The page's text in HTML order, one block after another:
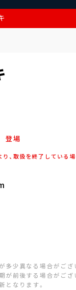
登場
、取扱を終了している
多少異なる場合がござ
が前後する場合がござ
となります。